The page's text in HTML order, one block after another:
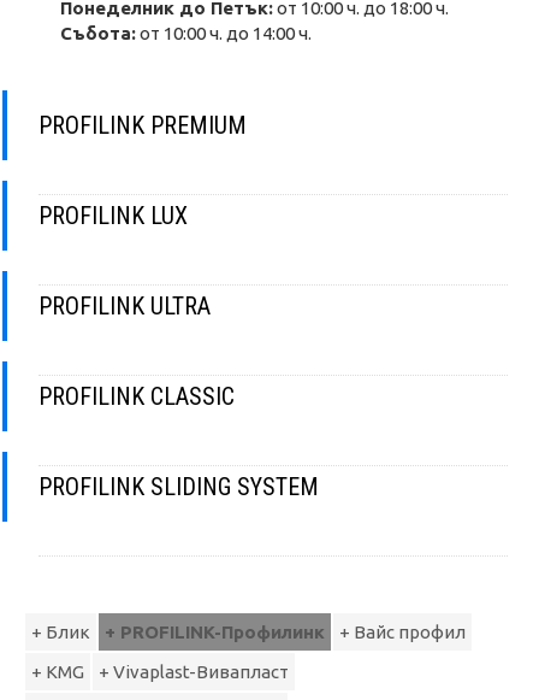
Понеделник до Петък:от 10:00 ч. до 18:00 ч.
Събота:от 10:00 ч. до 14:00 ч.
PROFILINK PREMIUM
PROFILINK LUX
PROFILINK ULTRA
PROFILINK CLASSIC
PROFILINK SLIDING SYSTEM
+ Блик + PROFILINK-Профилинк
+ Вайс профил
+ КМG
+ Vivaplast-Вивапласт